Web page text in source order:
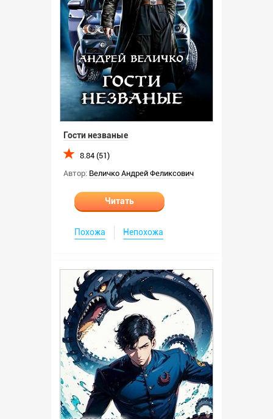
Гости незваные
8.84 (51)
Автор: Величко Андрей Феликсович
Читать
Похожа Непохожа